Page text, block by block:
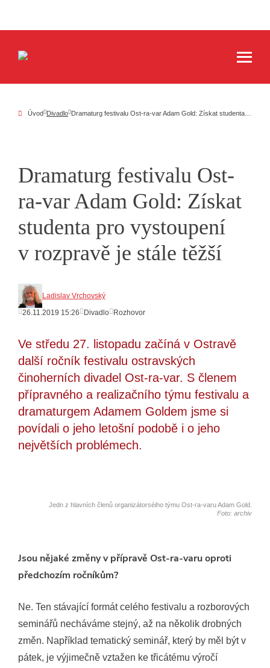
Úvod Divadlo
Dramaturg festivalu Ost-
ra-var Adam Gold: Získat
studenta pro vystoupení
v rozpravě je stále těžší
Ladislav Vrchovský
26.11.2019 15:26
Divadlo Rozhovor
Ve středu 27. listopadu začíná v Ostravě
další ročník festivalu ostravských
činoherních divadel Ost-ra-var. S členem
přípravného a realizačního týmu festivalu a
dramaturgem Adamem Goldem jsme si
povídali o jeho letošní podobě i o jeho
největších problémech.
Jedn z hlavních členů organizátorséiho týmu Ost-ra-varu Adam Gold.
Foto: archiv
Jsou nějaké změny v přípravě Ost-ra-varu oproti
předchozím ročníkům?
Ne. Ten stávající formát celého festivalu a rozborových
seminářů necháváme stejný, až na několik drobných
změn. Například tematický seminář, který by měl být v
pátek, je výjimečně vztažen ke třicátému výročí